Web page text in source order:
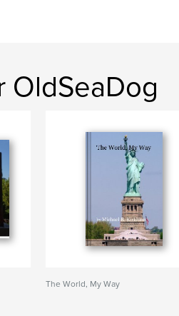
OldSeaDog
The World, My Way